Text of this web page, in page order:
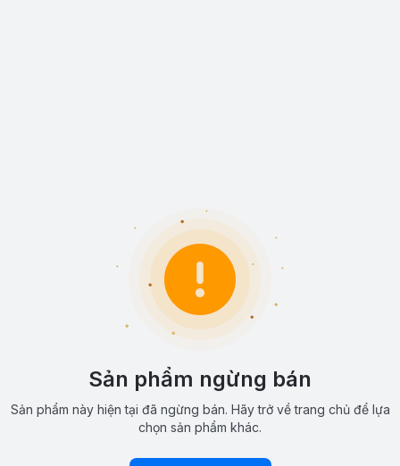
Sản phẩm ngừng bán
Sản phẩm này hiện tại đã ngừng bán. Hãy trở về trang chủ để lựa
chọn sản phẩm khác.